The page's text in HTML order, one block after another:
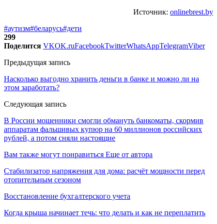
Источник: onlinebrest.by
#аутизм#беларусь#дети
299
Поделится VKOK.ruFacebookTwitterWhatsAppTelegramViber
Предыдущая запись
Насколько выгодно хранить деньги в банке и можно ли на
этом заработать?
Следующая запись
В России мошенники смогли обмануть банкоматы, скормив
аппаратам фальшивых купюр на 60 миллионов российских
рублей, а потом сняли настоящие
Вам также могут понравиться Еще от автора
Стабилизатор напряжения для дома: расчёт мощности перед
отопительным сезоном
Восстановление бухгалтерского учета
Когда крыша начинает течь: что делать и как не переплатить